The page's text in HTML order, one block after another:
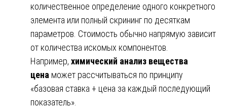
количественное определение одного конкретного
элемента или полный скрининг по десяткам
параметров. Стоимость обычно напрямую зависит
от количества искомых компонентов.
Например, химический анализ вещества
цена может рассчитываться по принципу
«базовая ставка + цена за каждый последующий
показатель».